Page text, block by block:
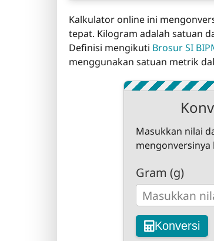
Kalkulator online ini
tepat. Kilogram adalah satuan
Definisi mengikuti Brosur SI
menggunakan satuan metrik
Masukkan nilai
mengonversinya
Gram (g)
Konversi